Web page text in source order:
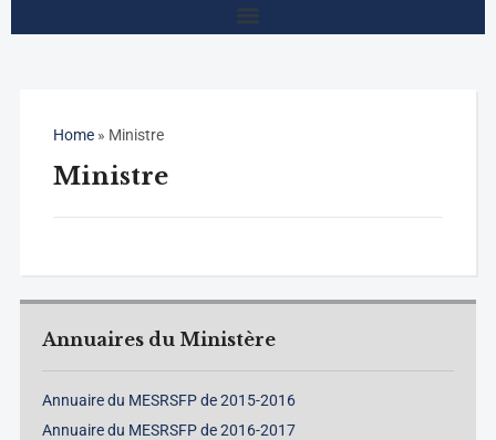
Annuaires du Ministère
Annuaire du MESRSFP de 2015-2016
Annuaire du MESRSFP de 2016-2017
Home» Ministre
Ministre